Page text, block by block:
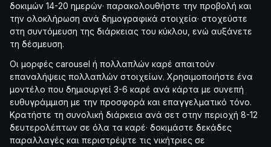
δοκιμών 14-20 ημερών· παρακολουθήστε την προβολή και
την ολοκλήρωση ανά δημογραφικά στοιχεία· στοχεύστε
στη συντόμευση της διάρκειας του κύκλου, ενώ αυξάνετε
τη δέσμευση.
Οι μορφές carousel ή πολλαπλών καρέ απαιτούν
επαναλήψεις πολλαπλών στοιχείων. Χρησιμοποιήστε ένα
μοντέλο που δημιουργεί 3-6 καρέ ανά κάρτα με συνεπή
ευθυγράμμιση με την προσφορά και επαγγελματικό τόνο.
Κρατήστε τη συνολική διάρκεια ανά σετ στην περιοχή 8-12
δευτερολέπτων σε όλα τα καρέ· δοκιμάστε δεκάδες
παραλλαγές και περιστρέψτε τις νικήτριες σε